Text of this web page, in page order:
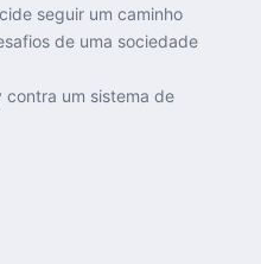
seguir um caminho
de uma sociedade
contra um sistema de